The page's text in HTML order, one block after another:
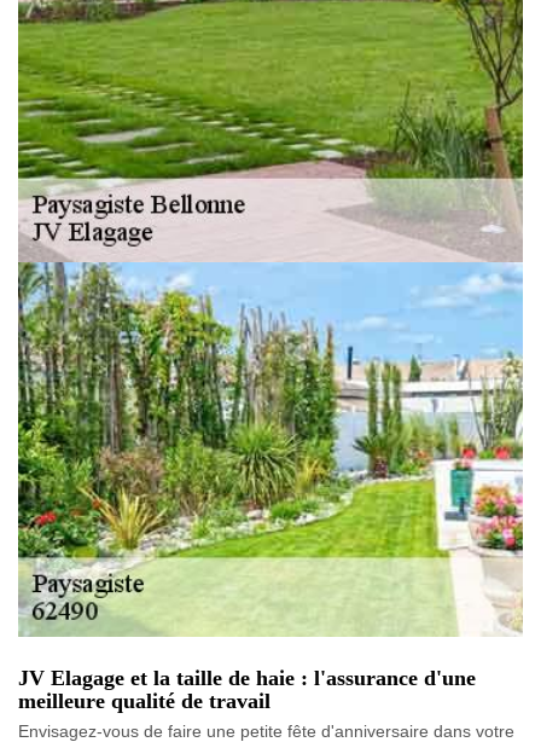
JV Elagage et la taille de haie : l'assurance d'une
meilleure qualité de travail
Envisagez-vous de faire une petite fête d'anniversaire dans votre